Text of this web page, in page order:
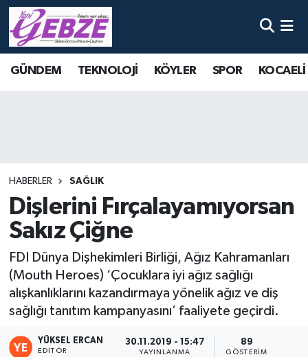
GÜNDEM TEKNOLOJİ KÖYLER SPOR
HABERLER SAĞLIK
Dişlerini Fırçalayamıyorsan
Sakız Çiğne
FDI Dünya Dişhekimleri Birliği, Ağız Kahramanları
(Mouth Heroes) ‘Çocuklara iyi ağız sağlığı
alışkanlıklarını kazandırmaya yönelik ağız ve diş
sağlığı tanıtım kampanyasını’ faaliyete geçirdi.
YÜKSEL ERCAN
EDITÖR
30.11.2019 - 15:47
YAYINLANMA
89
GÖSTERIM
Nöbetçi Eczaneler
Tüm Manşetler
Son Dakika Haberleri
Haber Arşivi